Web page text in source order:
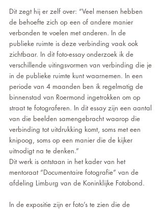
Dit zegt hij er zelf over: “Veel mensen hebben
de behoefte zich op een of andere manier
verbonden te voelen met anderen. In de
publieke ruimte is deze verbinding vaak ook
zichtbaar. In dit foto-essay onderzoek ik de
verschillende uitingsvormen van verbinding die je
in de publieke ruimte kunt waarnemen. In een
periode van 4 maanden ben ik regelmatig de
binnenstad van Roermond ingetrokken om op
straat te fotograferen. In dit essay zijn een aantal
van die beelden samengebracht waarop die
verbinding tot uitdrukking komt, soms met een
knipoog, soms op een manier die de kijker
uitnodigt na te denken.”
Dit werk is ontstaan in het kader van het
mentoraat “Documentaire fotografie” van de
afdeling Limburg van de Koninklijke Fotobond.
In de expositie zijn er foto’s te zien die de